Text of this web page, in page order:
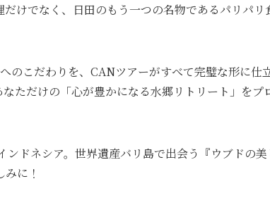
けでなく、日田のもう一つの名物であるパリパリ
のこだわりを、CANツアーがすべて完璧な形に仕
ただけの「心が豊かになる水郷リトリート」をプ
ドネシア。世界遺産バリ島で出会う『ウブドの美
に！